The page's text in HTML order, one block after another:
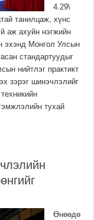
4.29\
танилцаж, хүнс
аж ахуйн нэгжийн
эхэнд Монгол Улсын
стандартуудыг
нийтлэг практикт
зэрэг шинэчлэлийг
тухай
Өнөөдө